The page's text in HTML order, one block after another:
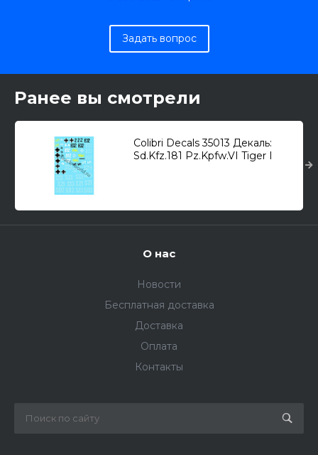
Задать вопрос
Ранее вы смотрели
Colibri Decals 35013 Декаль:
Sd.Kfz.181 Pz.Kpfw.VI Tiger I
О нас
Новости
Бесплатная доставка
Доставка
Оплата
Контакты